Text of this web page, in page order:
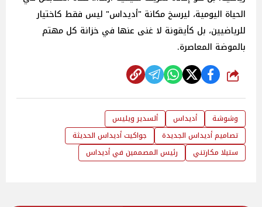
الحياة اليومية، ليرسخ مكانة "أديداس" ليس فقط كاختيار
للرياضيين، بل كأيقونة لا غنى عنها في خزانة كل مهتم
بالموضة المعاصرة.
شارك
وشوشة أديداس
ألسدير ويليس
تصاميم أديداس الجديدة
جواكيت أديداس الحديثة
ستيلا مكارتني
رئيس المصممين في أديداس